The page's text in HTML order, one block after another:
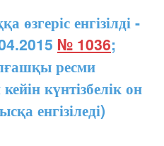
енгізілді -
№ 1036;
ресми
күнтізбелік он
енгізіледі)